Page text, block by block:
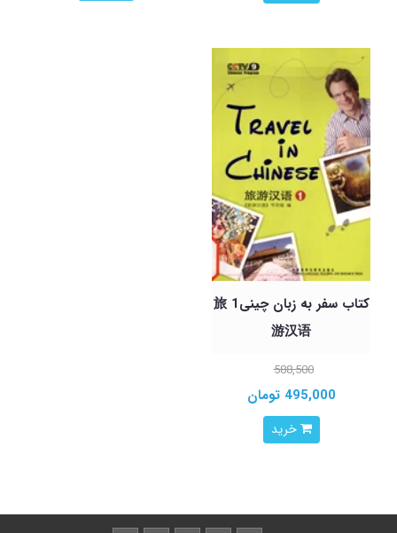
کتاب سفر به زبان چینی1 旅
游汉语
588,500
495,000 تومان
خرید